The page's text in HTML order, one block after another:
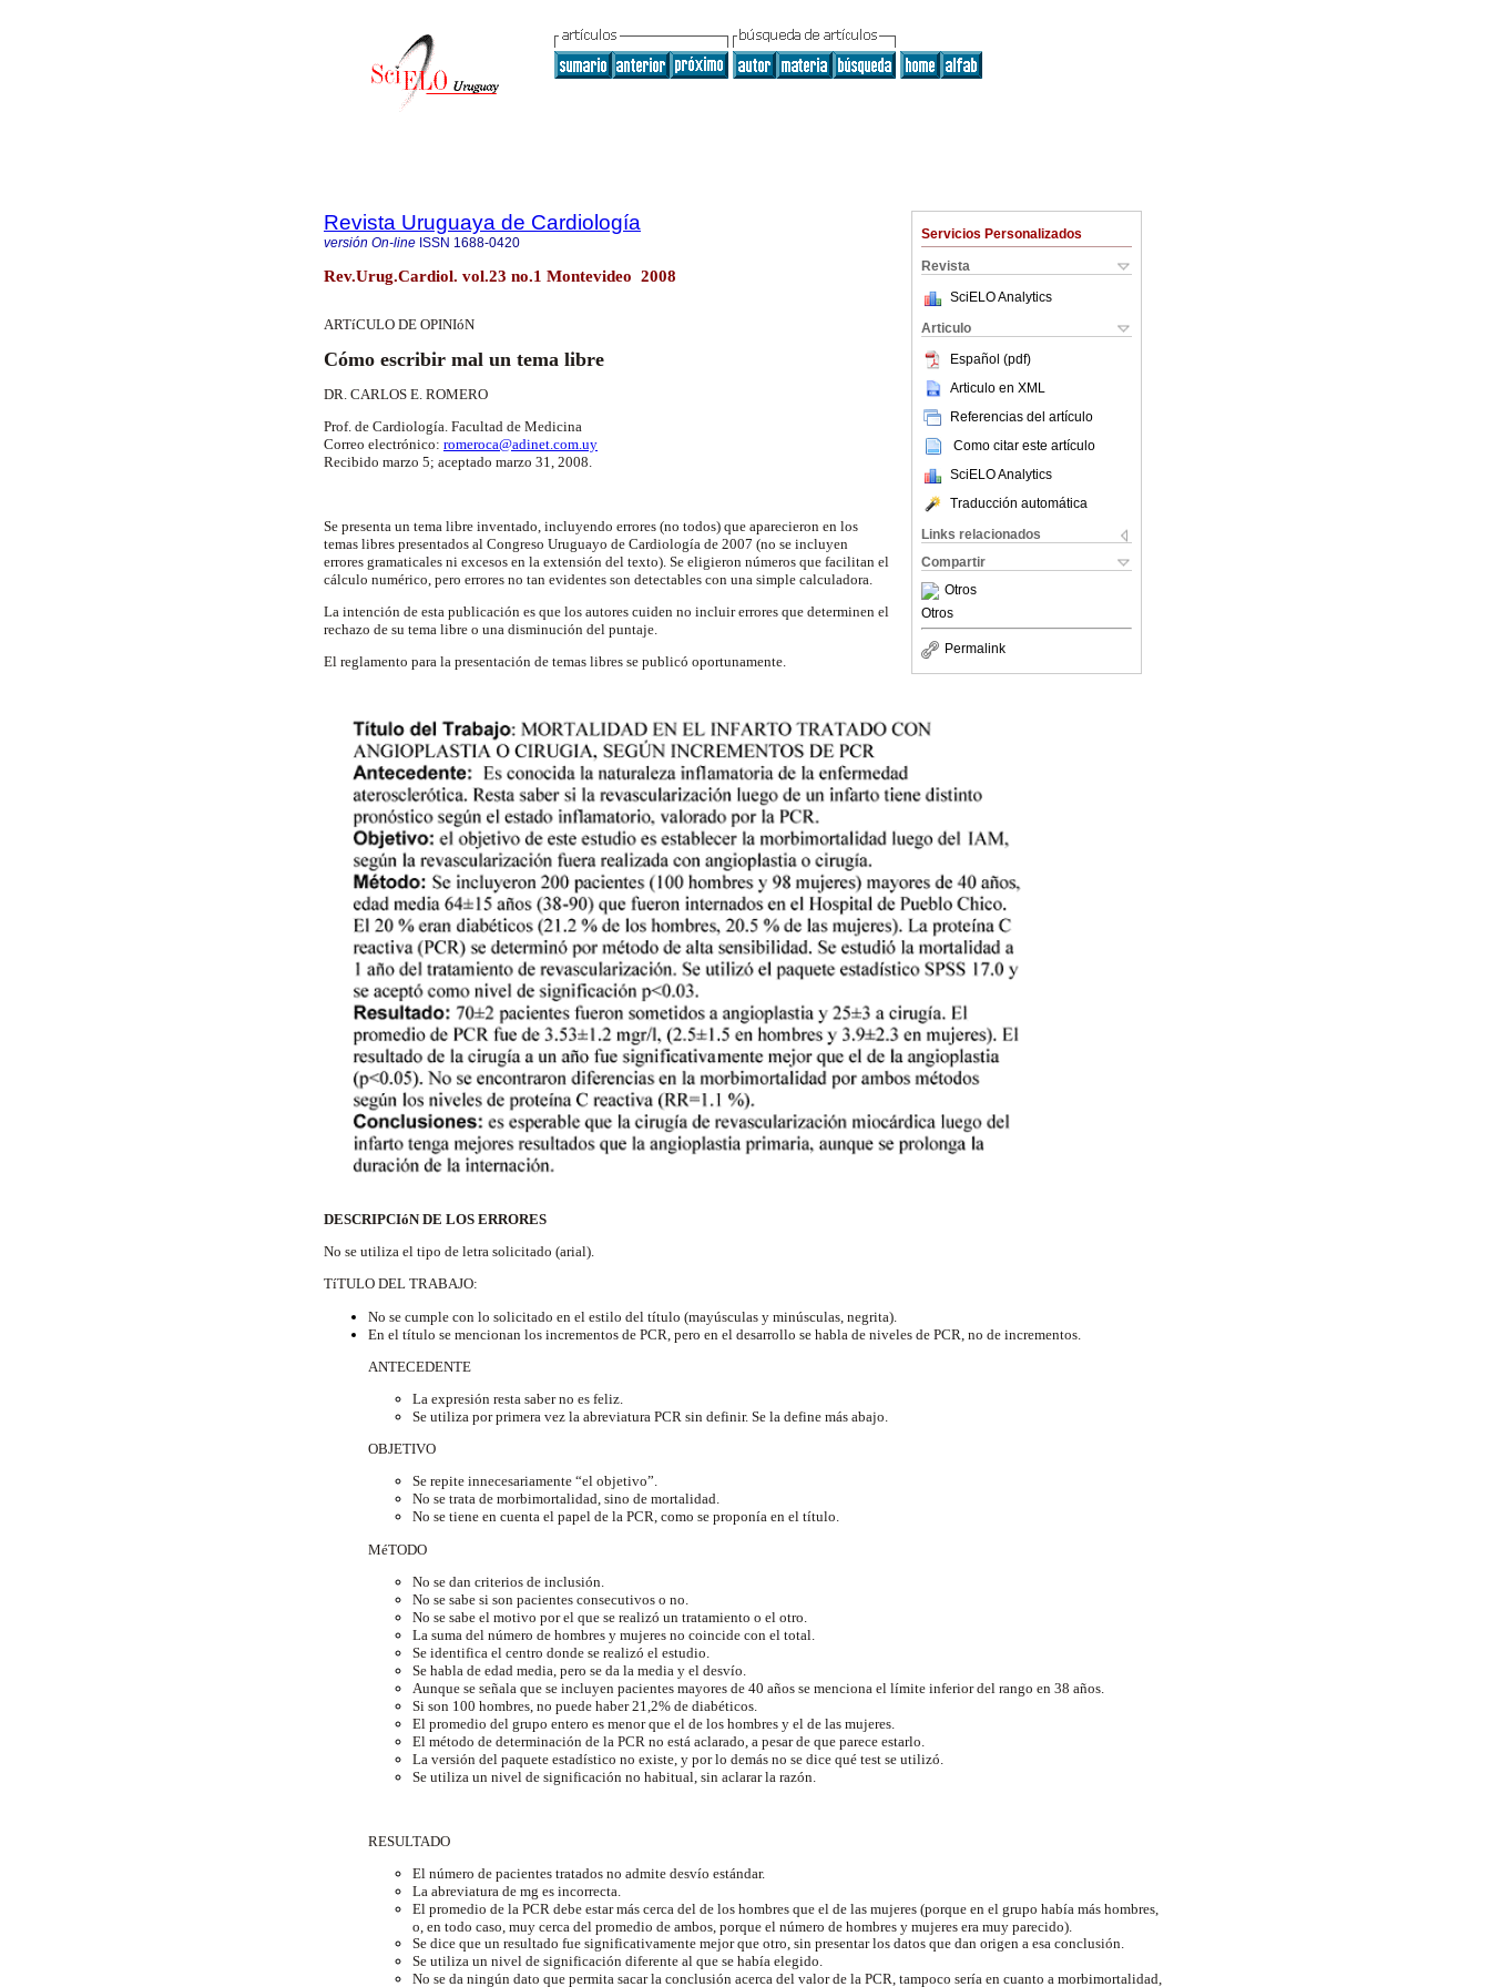
Servicios Personalizados
Revista
SciELO Analytics
Articulo
Español (pdf)
Articulo en XML
Referencias del artículo
Como citar este artículo
SciELO Analytics
Traducción automática
Links relacionados
Compartir
Otros
Otros
Permalink
Revista Uruguaya de Cardiología
versión On-line ISSN 1688-0420
Rev.Urug.Cardiol. vol.23 no.1 Montevideo 2008
ARTíCULO DE OPINIóN
Cómo escribir mal un tema libre
DR. CARLOS E. ROMERO
Prof. de Cardiología. Facultad de Medicina
Correo electrónico: romeroca@adinet.com.uy
Recibido marzo 5; aceptado marzo 31, 2008.
Se presenta un tema libre inventado, incluyendo errores (no todos) que aparecieron en los
temas libres presentados al Congreso Uruguayo de Cardiología de 2007 (no se incluyen
errores gramaticales ni excesos en la extensión del texto). Se eligieron números que facilitan el
cálculo numérico, pero errores no tan evidentes son detectables con una simple calculadora.
La intención de esta publicación es que los autores cuiden no incluir errores que determinen el
rechazo de su tema libre o una disminución del puntaje.
El reglamento para la presentación de temas libres se publicó oportunamente.
DESCRIPCIóN DE LOS ERRORES
No se utiliza el tipo de letra solicitado (arial).
TíTULO DEL TRABAJO:
No se cumple con lo solicitado en el estilo del título (mayúsculas y minúsculas, negrita).
En el título se mencionan los incrementos de PCR, pero en el desarrollo se habla de niveles de PCR, no de incrementos.
ANTECEDENTE
La expresión resta saber no es feliz.
Se utiliza por primera vez la abreviatura PCR sin definir. Se la define más abajo.
OBJETIVO
Se repite innecesariamente “el objetivo”.
No se trata de morbimortalidad, sino de mortalidad.
No se tiene en cuenta el papel de la PCR, como se proponía en el título.
MéTODO
No se dan criterios de inclusión.
No se sabe si son pacientes consecutivos o no.
No se sabe el motivo por el que se realizó un tratamiento o el otro.
La suma del número de hombres y mujeres no coincide con el total.
Se identifica el centro donde se realizó el estudio.
Se habla de edad media, pero se da la media y el desvío.
Aunque se señala que se incluyen pacientes mayores de 40 años se menciona el límite inferior del rango en 38 años.
Si son 100 hombres, no puede haber 21,2% de diabéticos.
El promedio del grupo entero es menor que el de los hombres y el de las mujeres.
El método de determinación de la PCR no está aclarado, a pesar de que parece estarlo.
La versión del paquete estadístico no existe, y por lo demás no se dice qué test se utilizó.
Se utiliza un nivel de significación no habitual, sin aclarar la razón.
RESULTADO
El número de pacientes tratados no admite desvío estándar.
La abreviatura de mg es incorrecta.
El promedio de la PCR debe estar más cerca del de los hombres que el de las mujeres (porque en el grupo había más hombres,
o, en todo caso, muy cerca del promedio de ambos, porque el número de hombres y mujeres era muy parecido).
Se dice que un resultado fue significativamente mejor que otro, sin presentar los datos que dan origen a esa conclusión.
Se utiliza un nivel de significación diferente al que se había elegido.
No se da ningún dato que permita sacar la conclusión acerca del valor de la PCR, tampoco sería en cuanto a morbimortalidad,